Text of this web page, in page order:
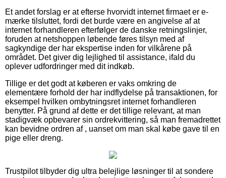
Et andet forslag er at efterse hvorvidt internet firmaet er e-
mærke tilsluttet, fordi det burde være en angivelse af at
internet forhandleren efterfølger de danske retningslinjer,
foruden at netshoppen løbende føres tilsyn med af
sagkyndige der har ekspertise inden for vilkårene på
området. Det giver dig lejlighed til assistance, ifald du
oplever udfordringer med dit indkøb.
Tillige er det godt at køberen er vaks omkring de
elementære forhold der har indflydelse på transaktionen, for
eksempel hvilken ombytningsret internet forhandleren
benytter. På grund af dette er det tillige relevant, at man
stadigvæk opbevarer sin ordrekvittering, så man fremadrettet
kan bevidne ordren af , uanset om man skal købe gave til en
pige eller dreng.
Trustpilot tilbyder dig ultra belejlige løsninger til at sondere